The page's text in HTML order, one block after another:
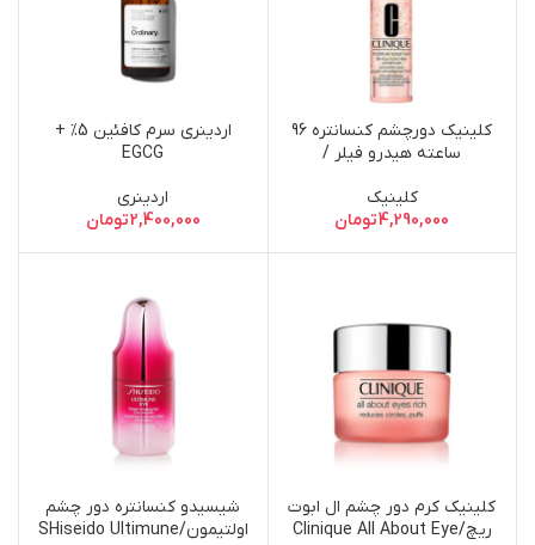
کلینیک دورچشم کنسانتره 96
ساعته هیدرو فیلر /
Hour Hydro-Filler
Concentrate
کلینیک
4,290,000تومان
اردینری سرم کافئین 5% +
EGCG
اردینری
2,400,000تومان
کلینیک کرم دور چشم ال ابوت
ریچ/Clinique All About Eye
شیسیدو کنسانتره دور چشم
اولتیمون/SHiseido Ultimune